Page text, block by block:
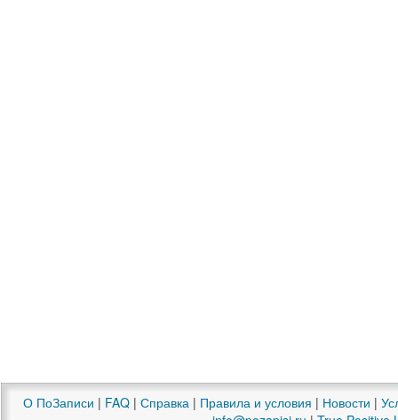
О ПоЗаписи | FAQ | Справка | Правила и условия | Новости |